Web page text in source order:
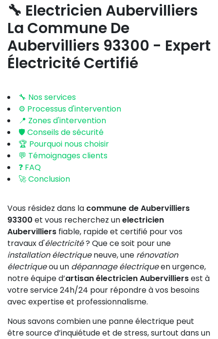
🔧 Electricien Aubervilliers
La Commune De
Aubervilliers 93300 - Expert
Électricité Certifié
🔧 Nos services
⚙️ Processus d'intervention
📍 Zones d'intervention
🛡️ Conseils de sécurité
🏆 Pourquoi nous choisir
💬 Témoignages clients
❓ FAQ
🚀 Conclusion
Vous résidez dans la commune de Aubervilliers
93300 et vous recherchez unelectricien
Aubervilliers fiable, rapide et certifié pour vos
travaux d'électricité? Que ce soit pour une
installation électriqueneuve, une rénovation
électriqueou un dépannage électriqueen urgence,
notre équipe d’artisan électricien Aubervilliersest à
votre service 24h/24 pour répondre à vos besoins
avec expertise et professionnalisme.
Nous savons combien une panne électrique peut
être source d’inquiétude et de stress, surtout dans un